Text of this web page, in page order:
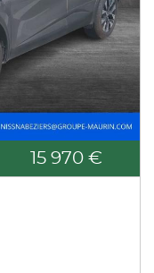
15 970 €